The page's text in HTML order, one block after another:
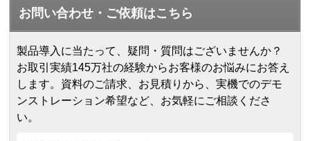
お問い合わせ・ご依頼はこちら
製品導入に当たって、疑問・質問はございませんか？
お取引実績145万社の経験からお客様のお悩みにお答え
します。 資料のご請求、お見積りから、実機でのデモ
ンストレーション希望など、お気軽にご相談くださ
い。